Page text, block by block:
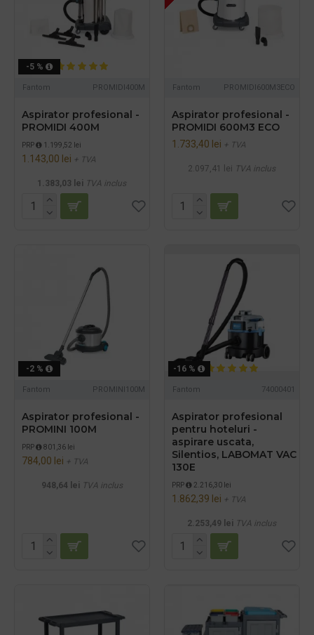
-5 %
Fantom PROMIDI400M
Aspirator profesional -
PROMIDI 400M
PRP 1.199,52 lei
1.143,00 lei + TVA
1.383,03 lei TVA inclus
Fantom PROMIDI600M3ECO
Aspirator profesional -
PROMIDI 600M3 ECO
1.733,40 lei + TVA
2.097,41 lei TVA inclus
-2 %
Fantom PROMINI100M
Aspirator profesional -
PROMINI 100M
PRP 801,36 lei
784,00 lei + TVA
948,64 lei TVA inclus
-16 %
Fantom 74000401
Aspirator profesional
pentru hoteluri -
aspirare uscata,
Silentios, LABOMAT VAC
130E
PRP 2.216,30 lei
1.862,39 lei + TVA
2.253,49 lei TVA inclus